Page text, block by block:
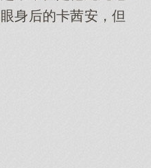
身后的卡茜安，但